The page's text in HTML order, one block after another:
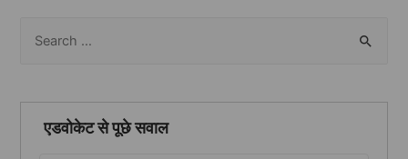
r
एडवोकेट से पूछे सवाल